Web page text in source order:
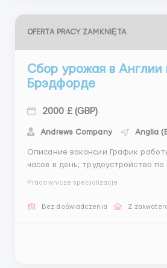
OFERTA PRACY ZAMKNIĘTA
Сбор урожая в Англии
Брэдфорде
2000 £ (GBP)
Andrews Company Anglia
Описание вакансии График работы работа 5/2, 8-10
часов в день; трудоустройство по визе и
оплачиваемого отпуска обязаности
Pracownicze specjalizacje
Bez doświadczenia Z